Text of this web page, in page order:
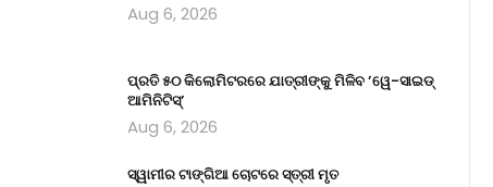
Aug 6, 2026
ପ୍ରତି ୫୦ କିଲୋମିଟରରେ ଯାତ୍ରୀଙ୍କୁ ମିଳିବ ’ୱେ-ସାଇଡ୍‌
ଆମିନିଟିସ୍‌’
Aug 6, 2026
ସ୍ୱାମୀର ଟାଙ୍ଗିଆ ଚୋଟରେ ସ୍ତ୍ରୀ ମୃତ